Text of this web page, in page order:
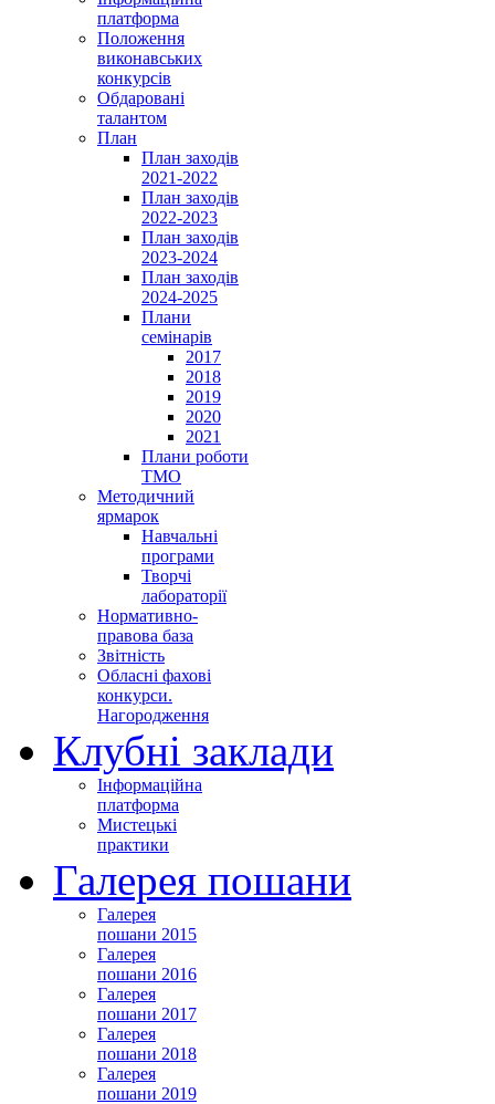
платформа
Положення
виконавських
конкурсів
Обдаровані
талантом
План
План заходів
2021-2022
План заходів
2022-2023
План заходів
2023-2024
План заходів
2024-2025
Плани
семінарів
2017
2018
2019
2020
2021
Плани роботи
ТМО
Методичний
ярмарок
Навчальні
програми
Творчі
лабораторії
Нормативно-
правова база
Звітність
Обласні фахові
конкурси.
Нагородження
Клубні заклади
Інформаційна
платформа
Мистецькі
практики
Галерея пошани
Галерея
пошани 2015
Галерея
пошани 2016
Галерея
пошани 2017
Галерея
пошани 2018
Галерея
пошани 2019